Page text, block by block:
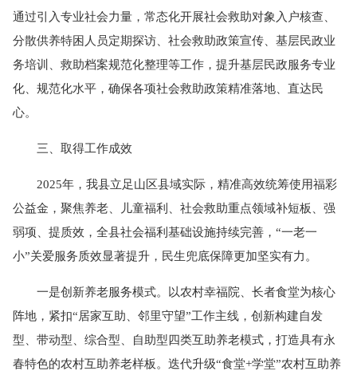
通过引入专业社会力量，常态化开展社会救助对象入户核查、
分散供养特困人员定期探访、社会救助政策宣传、基层民政业
务培训、救助档案规范化整理等工作，提升基层民政服务专业
化、规范化水平，确保各项社会救助政策精准落地、直达民
心。
三、取得工作成效
2025年，我县立足山区县域实际，精准高效统筹使用福彩
公益金，聚焦养老、儿童福利、社会救助重点领域补短板、强
弱项、提质效，全县社会福利基础设施持续完善，“一老一
小”关爱服务质效显著提升，民生兜底保障更加坚实有力。
一是创新养老服务模式。以农村幸福院、长者食堂为核心
阵地，紧扣“居家互助、邻里守望”工作主线，创新构建自发
型、带动型、综合型、自助型四类互助养老模式，打造具有永
春特色的农村互助养老样板。迭代升级“食堂+学堂”农村互助养